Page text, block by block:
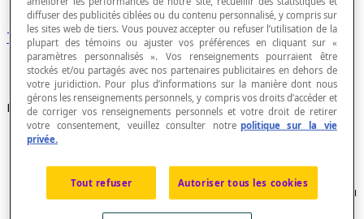
Trapèze qui possède au moins un angle droit.
Propriétés
Puisqu'une droite
moins un angle droit, alors il en possède toujours au
moins deux.
diffuser des publicités ciblées ou du contenu personnalisé, y compris sur
les sites web de tiers. Vous pouvez accepter ou refuser l’utilisation de la
plupart des témoins ou ajuster vos préférences en cliquant sur «
paramètres personnalisés ». Vos renseignements pourraient être
stockés et/ou partagés avec nos partenaires publicitaires en dehors de
votre juridiction. Pour plus d’informations sur la manière dont nous
gérons les renseignements personnels, y compris vos droits d’accéder et
de corriger vos renseignements personnels et votre droit de retirer
votre consentement, veuillez consulter notre politique sur la vie
privée.
Tout refuser Autoriser tous les cookies